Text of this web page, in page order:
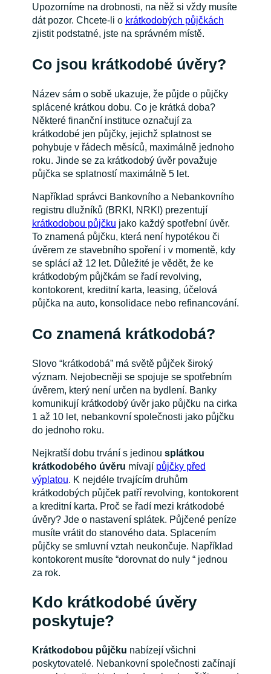
Upozorníme na drobnosti, na něž si vždy musíte
dát pozor. Chcete-li o krátkodobých půjčkách
zjistit podstatné, jste na správném místě.
Co jsou krátkodobé úvěry?
Název sám o sobě ukazuje, že půjde o půjčky
splácené krátkou dobu. Co je krátká doba?
Některé finanční instituce označují za
krátkodobé jen půjčky, jejichž splatnost se
pohybuje v řádech měsíců, maximálně jednoho
roku. Jinde se za krátkodobý úvěr považuje
půjčka se splatností maximálně 5 let.
Například správci Bankovního a Nebankovního
registru dlužníků (BRKI, NRKI) prezentují
krátkodobou půjčku jako každý spotřební úvěr.
To znamená půjčku, která není hypotékou či
úvěrem ze stavebního spoření i v momentě, kdy
se splácí až 12 let. Důležité je vědět, že ke
krátkodobým půjčkám se řadí revolving,
kontokorent, kreditní karta, leasing, účelová
půjčka na auto, konsolidace nebo refinancování.
Co znamená krátkodobá?
Slovo “krátkodobá” má světě půjček široký
význam. Nejobecněji se spojuje se spotřebním
úvěrem, který není určen na bydlení. Banky
komunikují krátkodobý úvěr jako půjčku na cirka
1 až 10 let, nebankovní společnosti jako půjčku
do jednoho roku.
Nejkratší dobu trvání s jedinou splátkou
krátkodobého úvěru mívají půjčky před
výplatou. K nejdéle trvajícím druhům
krátkodobých půjček patří revolving, kontokorent
a kreditní karta. Proč se řadí mezi krátkodobé
úvěry? Jde o nastavení splátek. Půjčené peníze
musíte vrátit do stanového data. Splacením
půjčky se smluvní vztah neukončuje. Například
kontokorent musíte “dorovnat do nuly “ jednou
za rok.
Kdo krátkodobé úvěry
poskytuje?
Krátkodobou půjčku nabízejí všichni
poskytovatelé. Nebankovní společnosti začínají